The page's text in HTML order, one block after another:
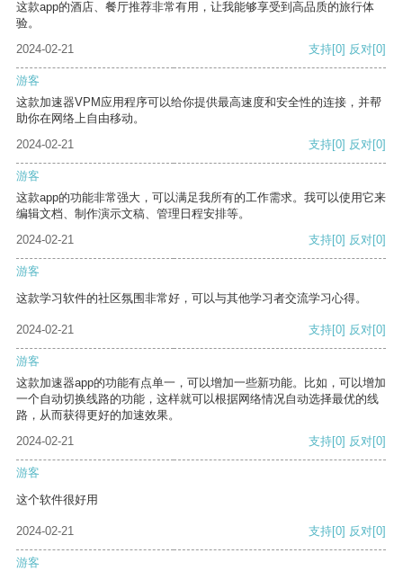
这款app的酒店、餐厅推荐非常有用，让我能够享受到高品质的旅行体
验。
2024-02-21
支持[0] 反对[0]
游客
这款加速器VPM应用程序可以给你提供最高速度和安全性的连接，并帮
助你在网络上自由移动。
2024-02-21
支持[0] 反对[0]
游客
这款app的功能非常强大，可以满足我所有的工作需求。我可以使用它来
编辑文档、制作演示文稿、管理日程安排等。
2024-02-21
支持[0] 反对[0]
游客
这款学习软件的社区氛围非常好，可以与其他学习者交流学习心得。
2024-02-21 支持[0] 反对[0]
游客
这款加速器app的功能有点单一，可以增加一些新功能。比如，可以增加
一个自动切换线路的功能，这样就可以根据网络情况自动选择最优的线
路，从而获得更好的加速效果。
2024-02-21
支持[0] 反对[0]
游客
这个软件很好用
2024-02-21 支持[0] 反对[0]
游客